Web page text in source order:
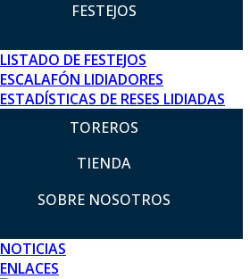
FESTEJOS
LISTADO DE FESTEJOS
ESCALAFÓN LIDIADORES
ESTADÍSTICAS DE RESES LIDIADAS
TOREROS
TIENDA
SOBRE NOSOTROS
NOTICIAS
ENLACES